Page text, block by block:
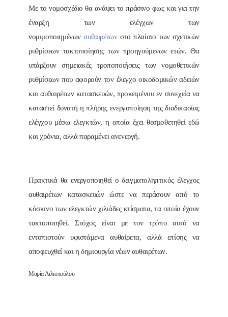
Με το νομοσχέδιο θα ανάψει το πράσινο φως και για την
έναρξη των ελέγχων των
νομιμοποιημένωναυθαιρέτων στο πλαίσιο των σχετικών
ρυθμίσεων τακτοποίησης των προηγούμενων ετών. Θα
υπάρξουν σημειακές τροποποιήσεις των νομοθετικών
ρυθμίσεων που αφορούν τον έλεγχο οικοδομικών αδειών
και αυθαιρέτων κατασκευών, προκειμένου εν συνεχεία να
καταστεί δυνατή η πλήρης ενεργοποίηση της διαδικασίας
ελέγχου μέσω ελεγκτών, η οποία έχει θεσμοθετηθεί εδώ
και χρόνια, αλλά παραμένει ανενεργή.
Πρακτικά θα ενεργοποιηθεί ο δειγματοληπτικός έλεγχος
αυθαιρέτων κατασκευών ώστε να περάσουν από το
κόσκινο των ελεγκτών χιλιάδες κτίσματα, τα οποία έχουν
τακτοποιηθεί. Στόχος είναι με τον τρόπο αυτό να
εντοπιστούν υφιστάμενα αυθαίρετα, αλλά επίσης να
αποφευχθεί και η δημιουργία νέων αυθαιρέτων.
Μαρία Λιλιοπούλου